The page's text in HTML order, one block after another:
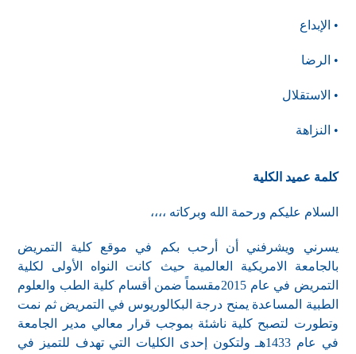
• الإبداع
• الرضا
• الاستقلال
• النزاهة
كلمة عميد الكلية
السلام عليكم ورحمة الله وبركاته ،،،،
يسرني ويشرفني أن أرحب بكم في موقع كلية التمريض
بالجامعة الامريكية العالمية حيث كانت النواه الأولى لكلية
التمريض في عام 2015مقسماً ضمن أقسام كلية الطب والعلوم
الطبية المساعدة يمنح درجة البكالوريوس في التمريض ثم نمت
وتطورت لتصبح كلية ناشئة بموجب قرار معالي مدير الجامعة
في عام 1433هـ ولتكون إحدى الكليات التي تهدف للتميز في